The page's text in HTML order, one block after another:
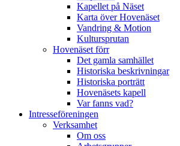
Kapellet på Näset
Karta över Hovenäset
Vandring & Motion
Kultursprutan
Hovenäset förr
Det gamla samhället
Historiska beskrivningar
Historiska porträtt
Hovenäsets kapell
Var fanns vad?
Intresseföreningen
Verksamhet
Om oss